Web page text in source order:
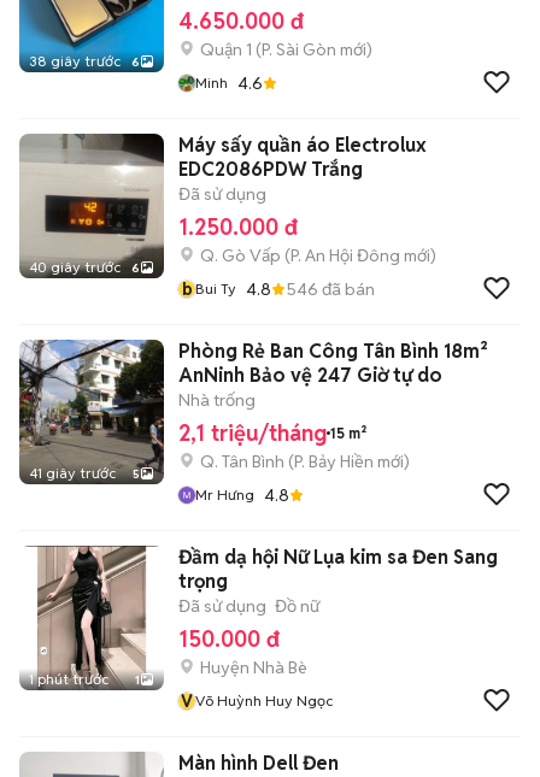
38 giây trước 6
4.650.000 đ
Quận 1 (P. Sài Gòn mới)
Minh 4.6
40 giây trước 6
Máy sấy quần áo Electrolux
EDC2086PDW Trắng
Đã sử dụng
1.250.000 đ
Q. Gò Vấp (P. An Hội Đông mới)
bBui Ty 4.8 546 đã bán
41 giây trước 5
Phòng Rẻ Ban Công Tân Bình 18m²
AnNinh Bảo vệ 247 Giờ tự do
Nhà trống
2,1 triệu/tháng 15 m²
Q. Tân Bình (P. Bảy Hiền mới)
Mr Hưng 4.8
1 phút trước 1
Đầm dạ hội Nữ Lụa kim sa Đen Sang
trọng
Đã sử dụng Đồ nữ
150.000 đ
Huyện Nhà Bè
VVõ Huỳnh Huy Ngọc
Màn hình Dell Đen